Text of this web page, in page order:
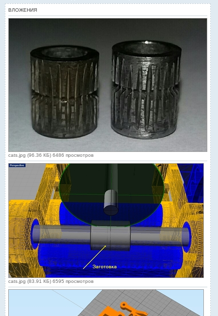
ВЛОЖЕНИЯ
cats.jpg (96.36 КБ) 6486 просмотров
cats.jpg (83.91 КБ) 6595 просмотров